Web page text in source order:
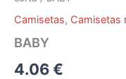
Camisetas, Camisetas
BABY
4.06€